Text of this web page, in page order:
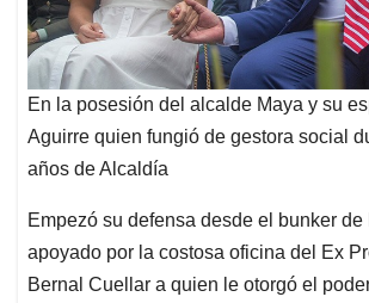
En la posesión del alcalde Maya y su
Aguirre quien fungió de gestora social
años de Alcaldía
Empezó su defensa desde el bunker
apoyado por la costosa oficina del Ex
Bernal Cuellar a quien le otorgó el